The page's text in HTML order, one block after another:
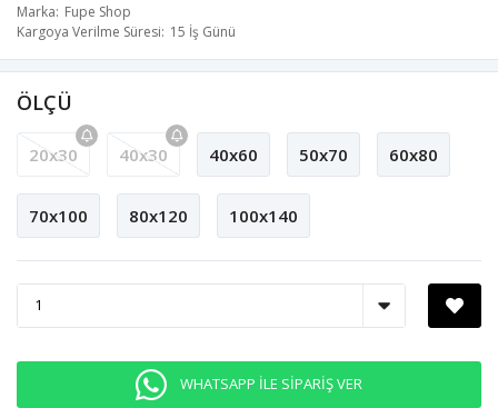
Marka Fupe Shop
Kargoya Verilme Süresi 15 İş Günü
ÖLÇÜ
20x30 40x30 40x60 50x70 60x80
70x100 80x120 100x140
WHATSAPP İLE SİPARİŞ VER